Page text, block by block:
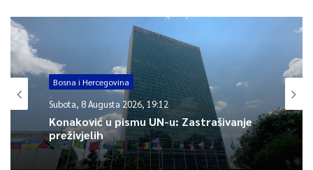
Bosna i Hercegovina
Subota, 8 Augusta 2026, 19:12
Konaković u pismu UN-u: Zastrašivanje
preživjelih